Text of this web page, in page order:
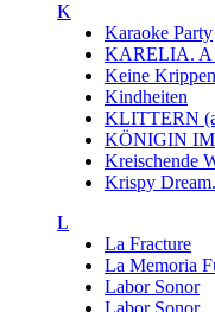
K
Karaoke Party
KARELIA. A
Keine
Kindheiten
KLITTERN
KÖNIGIN IM
Kreischende
Krispy
L
La Fracture
La Memoria
Labor Sonor
Labor Sonor